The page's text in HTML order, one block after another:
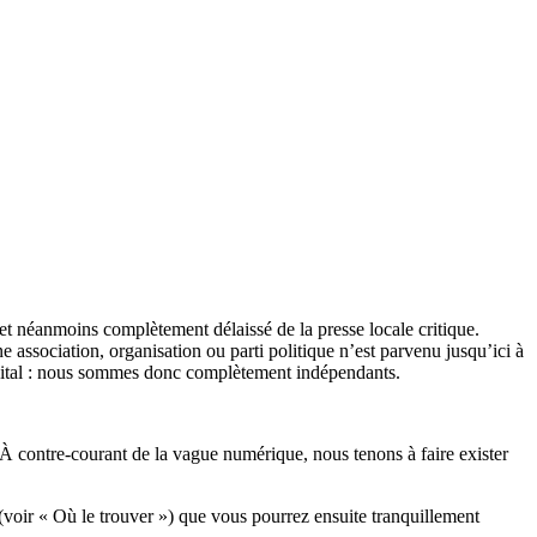
néanmoins complètement délaissé de la presse locale critique.
association, organisation ou parti politique n’est parvenu jusqu’ici à
: nous sommes donc complètement indépendants.
contre-courant de la vague numérique, nous tenons à faire exister
« Où le trouver ») que vous pourrez ensuite tranquillement